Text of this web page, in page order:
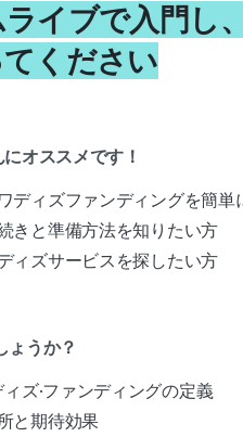
イブで入門し
ください
オススメです！
ディズファンディングを簡単
きと準備方法を知りたい方
ィズサービスを探したい方
ょうか？
ィズ·ファンディングの定義
と期待効果